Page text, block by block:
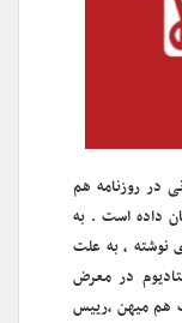
در روزنامه هم
داده است . به
نوشته ، به علت
در معرض
هم میهن ،رییس